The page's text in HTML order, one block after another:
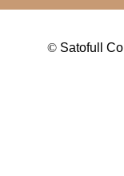
© Satofull